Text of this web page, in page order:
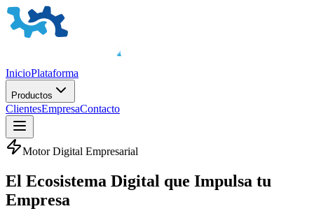
InicioPlataforma
Productos
ClientesEmpresaContacto
Motor Digital Empresarial
El Ecosistema Digital que Impulsa tu
Empresa